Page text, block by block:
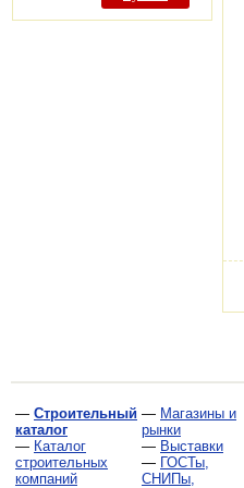
— Строительный
каталог
— Каталог
строительных
компаний
— Магазины и
рынки
— Выставки
— ГОСТы,
СНИПы,